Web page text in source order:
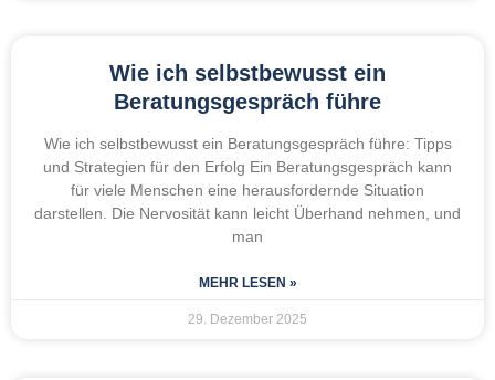
Wie ich selbstbewusst ein
Beratungsgespräch führe
Wie ich selbstbewusst ein Beratungsgespräch führe: Tipps
und Strategien für den Erfolg Ein Beratungsgespräch kann
für viele Menschen eine herausfordernde Situation
darstellen. Die Nervosität kann leicht Überhand nehmen, und
man
MEHR LESEN »
29. Dezember 2025